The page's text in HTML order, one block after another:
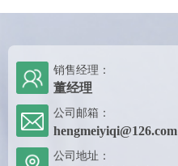
销售经理：
董经理
公司邮箱：
hengmeiyiqi@126.com
公司地址：